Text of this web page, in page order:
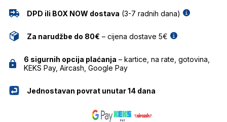
DPD ili BOX NOW dostava (3-7 radnih dana)
Za narudžbe do 80€ – cijena dostave 5€
6 sigurnih opcija plaćanja – kartice, na rate, gotovina,
KEKS Pay, Aircash, Google Pay
Jednostavan povrat unutar 14 dana